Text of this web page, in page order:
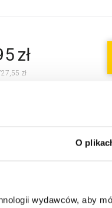
O
wydawców, aby
zł
zł